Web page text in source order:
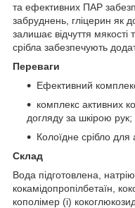
та ефективних ПАР
забруднень, гліцерин як
залишає відчуття мякості
срібла забезпечують
Переваги
Ефективний
комплекс активних
догляду за шкірою рук;
Колоїдне срібло для
Склад
Вода підготовлена,
кокамідопропілбетаїн,
кополімер (і)